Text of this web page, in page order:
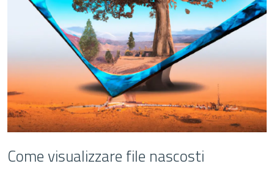
Come visualizzare file nascosti